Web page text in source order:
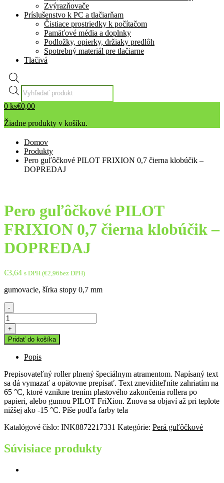
Zvýrazňovače
Príslušenstvo k PC a tlačiarňam
Čistiace prostriedky k počítačom
Pamäťové média a doplnky
Podložky, opierky, držiaky predlôh
Spotrebný materiál pre tlačiarne
Tlačivá
Products
search
0 ks€0,00
Žiadne produkty v košíku.
Domov
Produkty
Pero guľôčkové PILOT FRIXION 0,7 čierna klobúčik –
DOPREDAJ
Pero guľôčkové PILOT
FRIXION 0,7 čierna klobúčik –
DOPREDAJ
€3,64 s DPH (€2,96bez DPH)
gumovacie, šírka stopy 0,7 mm
-
množstvo
Pero
guľôčkové
PILOT
FRIXION
čierna
klobúčik
-
DOPREDAJ
+
Pridať do košíka
Popis
Prepisovateľný roller plnený špeciálnym atramentom. Napísaný text
sa dá vymazať a opätovne prepísať. Text zneviditeľníte zahriatím na
65 °C, ktoré vznikne trením plastového zakončenia rollera po
papieri, alebo gumou PILOT FriXion. Znova sa objaví až pri teplote
nižšej ako -15 °C. Píše podľa farby tela
Katalógové číslo: INK8872217331 Kategórie: Perá guľôčkové
Súvisiace produkty